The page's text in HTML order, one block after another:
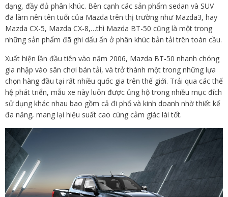
dạng, đầy đủ phân khúc. Bên cạnh các sản phẩm sedan và SUV
đã làm nên tên tuổi của Mazda trên thị trường như Mazda3, hay
Mazda CX-5, Mazda CX-8,…thì Mazda BT-50 cũng là một trong
những sản phẩm đã ghi dấu ấn ở phân khúc bản tải trên toàn cầu.
Xuất hiện lần đầu tiên vào năm 2006, Mazda BT-50 nhanh chóng
gia nhập vào sân chơi bán tải, và trở thành một trong những lựa
chọn hàng đầu tại rất nhiều quốc gia trên thế giới. Trải qua các thế
hệ phát triển, mẫu xe này luôn được ủng hộ trong nhiều mục đích
sử dụng khác nhau bao gồm cả đi phố và kinh doanh nhờ thiết kế
đa năng, mang lại hiệu suất cao cùng cảm giác lái tốt.